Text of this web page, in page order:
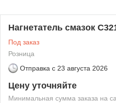
Нагнетатель смазок
Под заказ
Розница
Отправка с 23 августа 2026
Цену уточняйте
Минимальная сумма заказа на